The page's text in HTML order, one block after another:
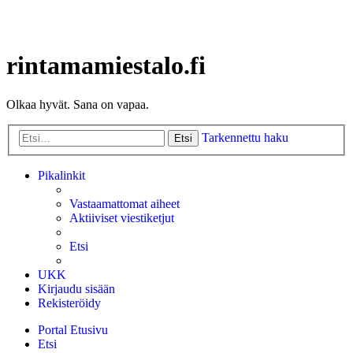
rintamamiestalo.fi
Olkaa hyvät. Sana on vapaa.
Etsi Tarkennettu haku
Pikalinkit
Vastaamattomat aiheet
Aktiiviset viestiketjut
Etsi
UKK
Kirjaudu sisään
Rekisteröidy
Portal Etusivu
Etsi